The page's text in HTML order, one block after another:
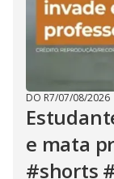
DO R7/07/08/2026
e mata
#shorts